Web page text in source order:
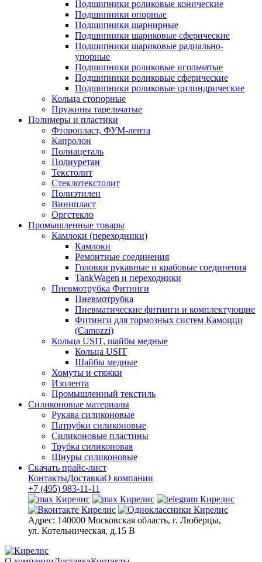
Подшипники роликовые конические
Подшипники опорные
Подшипники шарнирные
Подшипники шариковые сферические
Подшипники шариковые радиально-
упорные
Подшипники роликовые игольчатые
Подшипники роликовые сферические
Подшипники роликовые цилиндрические
Кольца стопорные
Пружины тарельчатые
Полимеры и пластики
Фторопласт, ФУМ-лента
Капролон
Полиацеталь
Полиуретан
Текстолит
Стеклотекстолит
Полиэтилен
Винипласт
Оргстекло
Промышленные товары
Камлоки (переходники)
Камлоки
Ремонтные соединения
Головки рукавные и крабовые соединения
TankWagen и переходники
Пневмотрубка Фитинги
Пневмотрубка
Пневматические фитинги и комплектующие
Фитинги для тормозных систем Камоцци
(Camozzi)
Кольца USIT, шайбы медные
Кольца USIT
Шайбы медные
Хомуты и стяжки
Изолента
Промышленный текстиль
Силиконовые материалы
Рукава силиконовые
Патрубки силиконовые
Силиконовые пластины
Трубка силиконовая
Шнуры силиконовые
Скачать прайс-лист
КонтактыДоставкаО компании
+7 (495) 983-11-11
Адрес: 140000 Московская область, г. Люберцы,
ул. Котельническая, д.15 В